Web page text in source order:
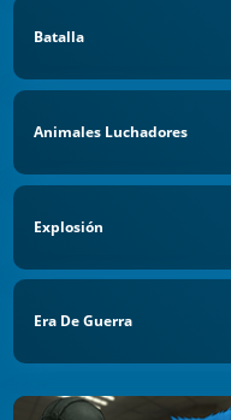
Batalla
Animales Luchadores
Explosión
Era De Guerra